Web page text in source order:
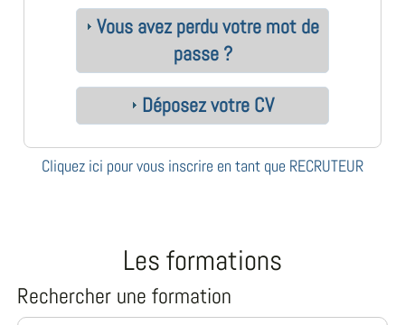
Vous avez perdu votre mot de
passe ?
Déposez votre CV
Cliquez ici pour vous inscrire en tant que RECRUTEUR
Les formations
Rechercher une formation